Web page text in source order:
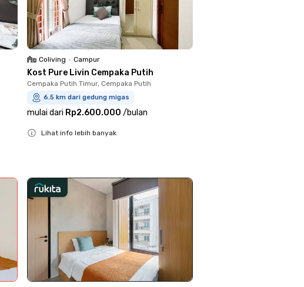
Coliving • Campur
Kost Pure Livin Cempaka Putih
Cempaka Putih Timur, Cempaka Putih
6.5 km dari gedung migas
mulai dari Rp2.600.000 /bulan
Lihat info lebih banyak